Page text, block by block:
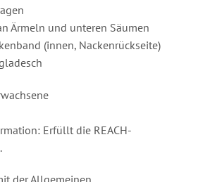
Ärmeln und unteren Säumen
(innen, Nackenrückseite)
Erfüllt die REACH-